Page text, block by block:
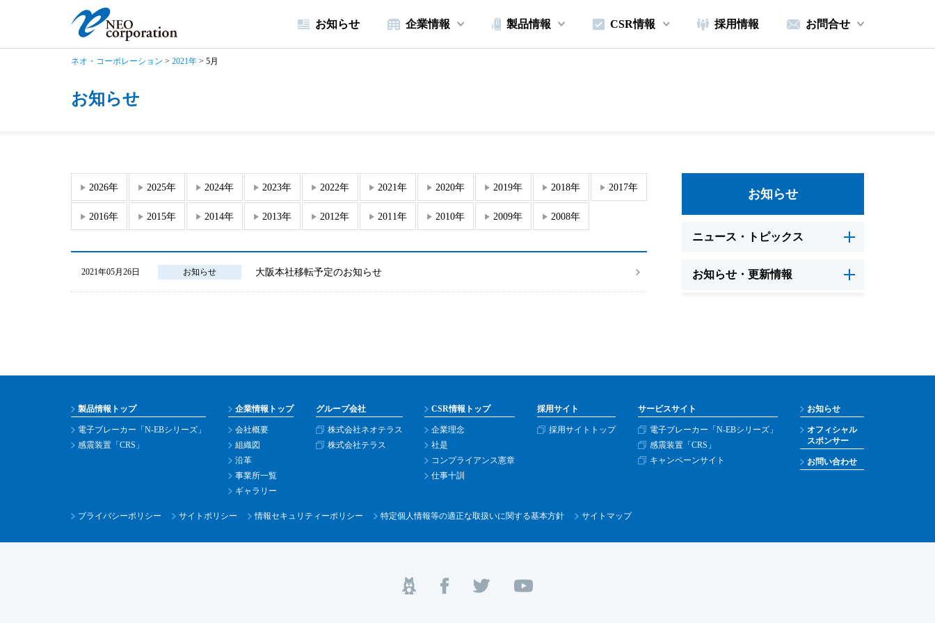
お知らせ 企業情報 製品情報 CSR情報 採用情報 お問合せ
ネオ・コーポレーション > 2021年 > 5月
お知らせ
2026年 2025年 2024年 2023年 2022年 2021年 2020年 2019年 2018年 2017年
2016年 2015年 2014年 2013年 2012年 2011年 2010年 2009年 2008年
2021年05月26日 お知らせ 大阪本社移転予定のお知らせ
お知らせ
ニュース・トピックス
お知らせ・更新情報
製品情報トップ
電子ブレーカー「N-EBシリーズ」
感震装置「CRS」
企業情報トップ
会社概要
組織図
沿革
事業所一覧
ギャラリー
グループ会社
株式会社ネオテラス
株式会社テラス
CSR情報トップ
企業理念
社是
コンプライアンス憲章
仕事十訓
採用サイト
採用サイトトップ
サービスサイト
電子ブレーカー「N-EBシリーズ」
感震装置「CRS」
キャンペーンサイト
お知らせ
オフィシャル
スポンサー
お問い合わせ
プライバシーポリシー サイトポリシー 情報セキュリティーポリシー 特定個人情報等の適正な取扱いに関する基本方針 サイトマップ